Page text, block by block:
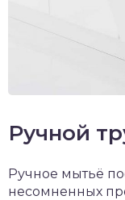
Ручной
Ручное мытьё
несомненных